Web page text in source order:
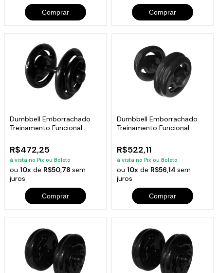
Comprar Comprar
Dumbbell Emborrachado
Treinamento Funcional
R$472,25
à vista no Pix ou Boleto
ou10x de R$50,78sem
juros
Comprar
Dumbbell Emborrachado
Treinamento Funcional
R$522,11
à vista no Pix ou Boleto
ou 10xde R$56,14 sem
juros
Comprar